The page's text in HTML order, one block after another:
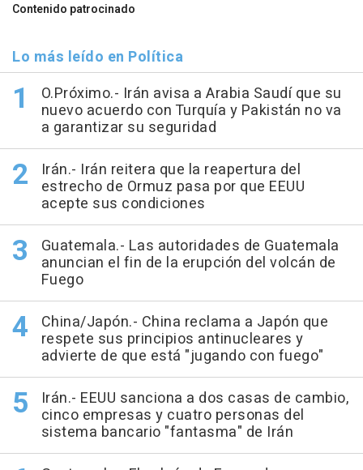
Contenido patrocinado
Lo más leído en Política
O.Próximo.- Irán avisa a Arabia Saudí que su
nuevo acuerdo con Turquía y Pakistán no va
a garantizar su seguridad
Irán.- Irán reitera que la reapertura del
estrecho de Ormuz pasa por que EEUU
acepte sus condiciones
Guatemala.- Las autoridades de Guatemala
anuncian el fin de la erupción del volcán de
Fuego
China/Japón.- China reclama a Japón que
respete sus principios antinucleares y
advierte de que está "jugando con fuego"
Irán.- EEUU sanciona a dos casas de cambio,
cinco empresas y cuatro personas del
sistema bancario "fantasma" de Irán